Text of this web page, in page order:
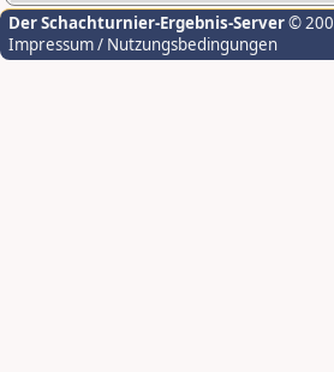
Der Schachturnier-Ergebnis-Server©
Impressum / Nutzungsbedingungen